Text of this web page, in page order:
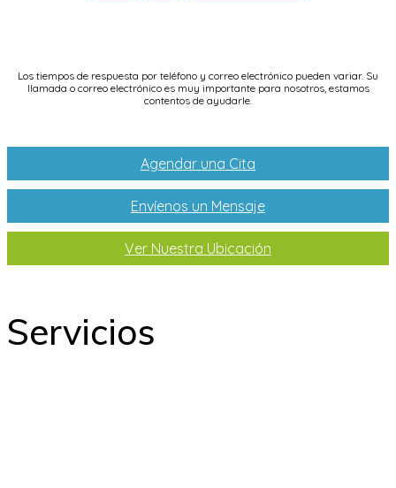
Los tiempos de respuesta por teléfono y correo electrónico pueden variar. Su
llamada o correo electrónico es muy importante para nosotros, estamos
contentos de ayudarle.
Agendar una Cita
Envíenos un Mensaje
Ver Nuestra Ubicación
Servicios